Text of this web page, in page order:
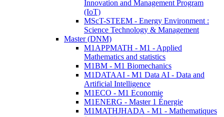
Innovation and Management Program
(IoT)
MScT-STEEM - Energy Environment :
Science Technology & Management
Master (DNM)
M1APPMATH - M1 - Applied
Mathematics and statistics
M1BM - M1 Biomechanics
M1DATAAI - M1 Data AI - Data and
Artificial Intelligence
M1ECO - M1 Economie
M1ENERG - Master 1 Énergie
M1MATHJHADA - M1 - Mathematiques